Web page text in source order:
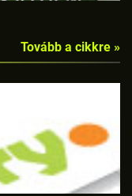
Tovább a cikkre »